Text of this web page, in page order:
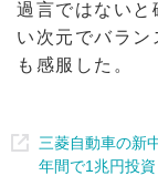
過言ではないと
い次元でバラン
も感服した。
三菱自動車の新
年間で1兆円投資